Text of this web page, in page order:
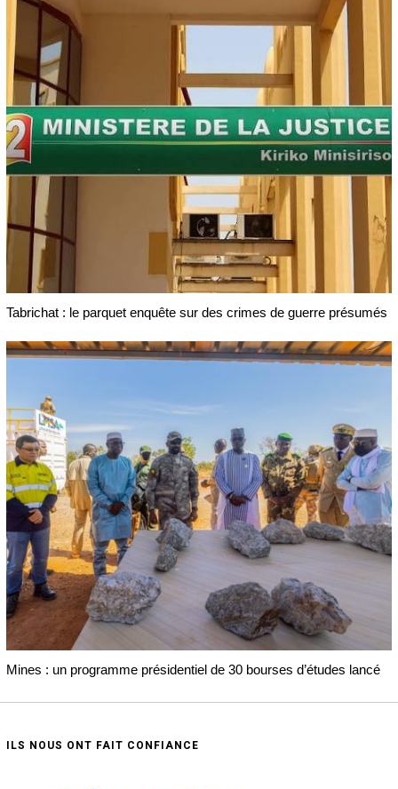
Tabrichat : le parquet enquête sur des crimes de guerre présumés
Mines : un programme présidentiel de 30 bourses d’études lancé
ILS NOUS ONT FAIT CONFIANCE